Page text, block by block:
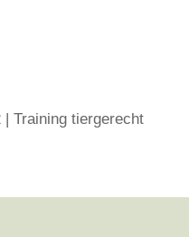
|Training tiergerecht